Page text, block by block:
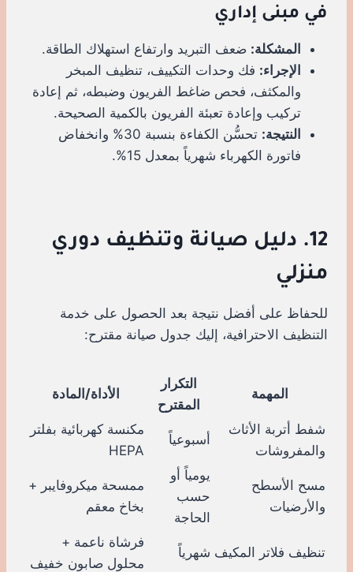
في مبنى إداري
المشكلة: ضعف التبريد وارتفاع استهلاك الطاقة.
الإجراء: فك وحدات التكييف، تنظيف المبخر
والمكثف، فحص ضاغط الفريون وضبطه، ثم إعادة
تركيب وإعادة تعبئة الفريون بالكمية الصحيحة.
النتيجة:
تحسُّن الكفاءة بنسبة 30% وانخفاض
فاتورة الكهرباء شهرياً بمعدل 15%.
12. دليل صيانة وتنظيف دوري
منزلي
للحفاظ على أفضل نتيجة بعد الحصول على خدمة
التنظيف الاحترافية، إليك جدول صيانة مقترح:
المهمة
التكرار
المقترح
الأداة/المادة
شفط أتربة الأثاث
والمفروشات
أسبوعياً
مكنسة كهربائية بفلتر
HEPA
مسح الأسطح
والأرضيات
يومياً أو
حسب
الحاجة
ممسحة ميكروفايبر +
بخاخ معقم
تنظيف فلاتر المكيف شهرياً
فرشاة ناعمة +
محلول صابون خفيف